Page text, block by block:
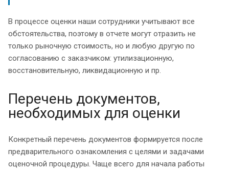
В процессе оценки наши сотрудники учитывают все
обстоятельства, поэтому в отчете могут отразить не
только рыночную стоимость, но и любую другую по
согласованию с заказчиком: утилизационную,
восстановительную, ликвидационную и пр.
Перечень документов,
необходимых для оценки
Конкретный перечень документов формируется после
предварительного ознакомления с целями и задачами
оценочной процедуры. Чаще всего для начала работы